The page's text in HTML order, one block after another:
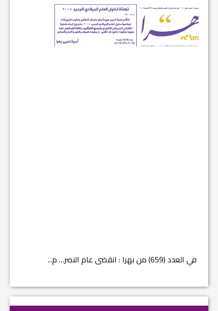
في العدد (659) من بهرا : انقضى عام النصر… م...